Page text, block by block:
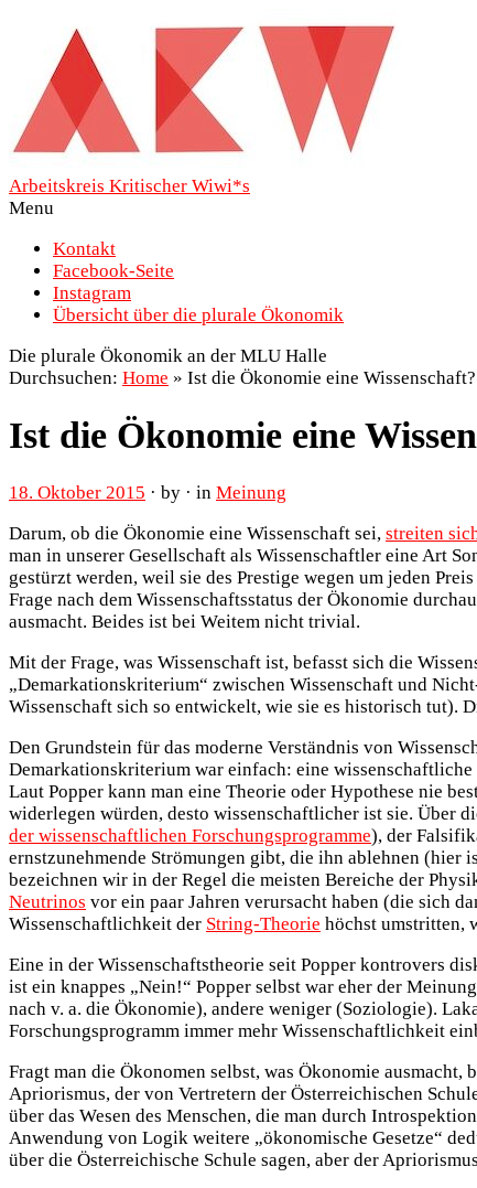
Arbeitskreis Kritischer Wiwi*s
Menu
Kontakt
Facebook-Seite
Instagram
Übersicht über die plurale Ökonomik
Die plurale Ökonomik an der MLU Halle
Durchsuchen: Home » Ist die Ökonomie eine Wissenschaft?
Ist die Ökonomie eine
18. Oktober 2015 · by · in Meinung
Darum, ob die Ökonomie eine Wissenschaft sei, streiten
man in unserer Gesellschaft als Wissenschaftler eine Art
gestürzt werden, weil sie des Prestige wegen um jeden
Frage nach dem Wissenschaftsstatus der Ökonomie
ausmacht. Beides ist bei Weitem nicht trivial.
Mit der Frage, was Wissenschaft ist, befasst sich die
„Demarkationskriterium“ zwischen Wissenschaft und
Wissenschaft sich so entwickelt, wie sie es historisch tut).
Den Grundstein für das moderne Verständnis von
Demarkationskriterium war einfach: eine
Laut Popper kann man eine Theorie oder Hypothese nie
widerlegen würden, desto wissenschaftlicher ist sie. Über
der wissenschaftlichen Forschungsprogramme), der
ernstzunehmende Strömungen gibt, die ihn ablehnen (hier
bezeichnen wir in der Regel die meisten Bereiche der
Neutrinos vor ein paar Jahren verursacht haben (die sich
Wissenschaftlichkeit der String-Theorie höchst umstritten,
Eine in der Wissenschaftstheorie seit Popper kontrovers
ist ein knappes „Nein!“ Popper selbst war eher der
nach v. a. die Ökonomie), andere weniger (Soziologie).
Forschungsprogramm immer mehr Wissenschaftlichkeit
Fragt man die Ökonomen selbst, was Ökonomie
Apriorismus, der von Vertretern der Österreichischen
über das Wesen des Menschen, die man durch
Anwendung von Logik weitere „ökonomische Gesetze“
über die Österreichische Schule sagen, aber der